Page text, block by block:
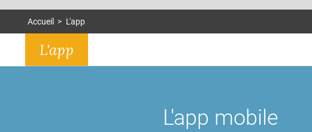
Accueil > L'app
L'app
L'app mobile